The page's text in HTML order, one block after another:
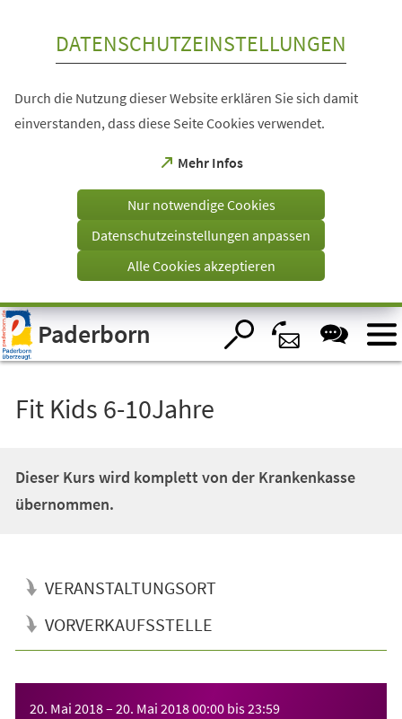
Visuelle
Assistenzsoftware
öffnen.
DATENSCHUTZEINSTELLUNGEN
Durch die Nutzung dieser Website erklären Sie sich damit
einverstanden, dass diese Seite Cookies verwendet.
Mehr Infos
(Öffnet
einem
Tab)
Nur notwendige Cookies
Datenschutzeinstellungen anpassen
Alle Cookies akzeptieren
Paderborn
Fit Kids 6-10Jahre
Dieser Kurs wird komplett von der Krankenkasse
übernommen.
VERANSTALTUNGSORT
VORVERKAUFSSTELLE
20. Mai 2018– 20. Mai 201800:00 bis23:59